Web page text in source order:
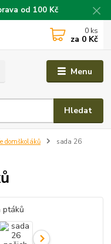
od 100 Kč
Menu
Hledat
0 ks
za 0 Kč
domškoláků
sada 26